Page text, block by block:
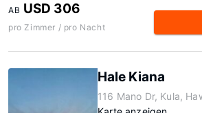
AB USD 306
pro Zimmer / pro Nacht
Hale Kiana
116 Mano Dr, Kula,